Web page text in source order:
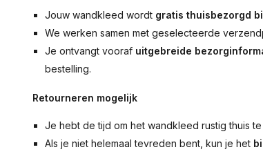
Jouw wandkleed wordt gratis thuisbezorgd
We werken samen met geselecteerde
Je ontvangt vooraf uitgebreide
bestelling.
Retourneren mogelijk
Je hebt de tijd om het wandkleed rustig thuis
Als je niet helemaal tevreden bent, kun je het